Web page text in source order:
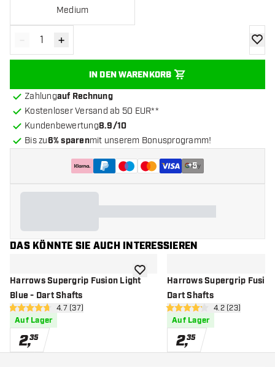
Medium
Menge verringern
- Menge erhöhen
+
IN DEN WARENKORB
Zur
Zahlungauf Rechnung
Kostenloser Versand ab 50 EUR**
Kundenbewertung8.9/10
Bis zu6% sparenmit unserem Bonusprogramm!
+5
DAS KÖNNTE SIE AUCH INTERESSIEREN
Harrows Supergrip Fusion Light
Blue - Dart Shafts
Bewertungsbereich öffnen
4.7 Bewertungssterne
4.7 (37)
Auf Lager
2,35
Zur Wunschliste hinzufügen
Harrows Supergrip
Dart Shafts
4.2 Bewertungssterne
4.2 (23)
Auf Lager
2,35